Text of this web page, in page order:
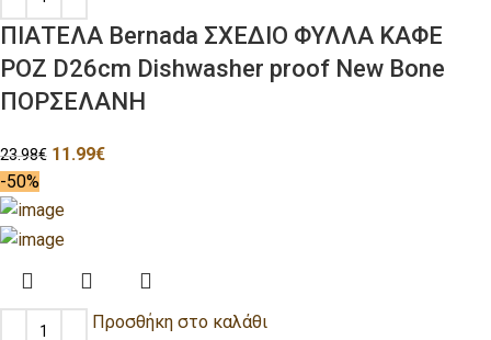
ΠΙΑΤΕΛΑ Bernada ΣΧΕΔΙΟ ΦΥΛΛΑ ΚΑΦΕ
ΡΟΖ D26cm Dishwasher proof New Bone
ΠΟΡΣΕΛΑΝΗ
23.98€ 11.99€
-50%
Προσθήκη στο καλάθι